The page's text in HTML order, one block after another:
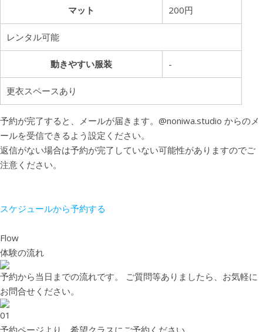
マット 200円
レンタル可能
動きやすい服装 -
更衣スペースあり
予約が完了すると、メールが届きます。 @noniwa.studio からのメ
ールを受信できるよう設定ください。
返信がない場合は予約が完了していない可能性がありますのでご
注意ください。
スケジュールから予約する
Flow
体験の流れ
予約から当日までの流れです。 ご質問等ありましたら、お気軽に
お問合せください。
01
予約ページより、希望クラスにご予約ください